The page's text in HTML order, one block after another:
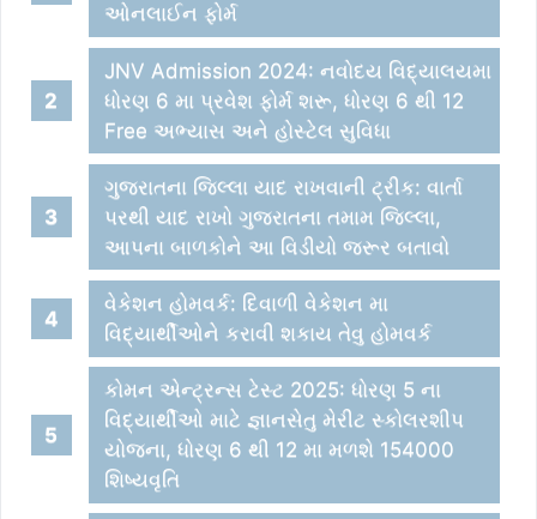
ઓનલાઈન ફોર્મ
JNV Admission 2024: નવોદય વિદ્યાલયમા
ધોરણ 6 મા પ્રવેશ ફોર્મ શરૂ, ધોરણ 6 થી 12
Free અભ્યાસ અને હોસ્ટેલ સુવિધા
ગુજરાતના જિલ્લા યાદ રાખવાની ટ્રીક: વાર્તા
પરથી યાદ રાખો ગુજરાતના તમામ જિલ્લા,
આપના બાળકોને આ વિડીયો જરૂર બતાવો
વેકેશન હોમવર્ક: દિવાળી વેકેશન મા
વિદ્યાર્થીઓને કરાવી શકાય તેવુ હોમવર્ક
કોમન એન્ટ્રન્સ ટેસ્ટ 2025: ધોરણ 5 ના
વિદ્યાર્થીઓ માટે જ્ઞાનસેતુ મેરીટ સ્કોલરશીપ
યોજના, ધોરણ 6 થી 12 મા મળશે 154000
શિષ્યવૃતિ